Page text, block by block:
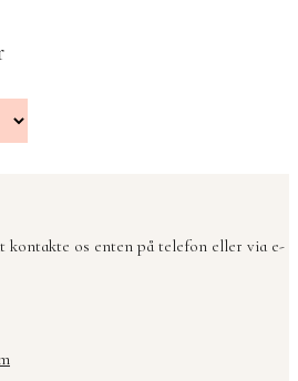
os enten på telefon eller via e-